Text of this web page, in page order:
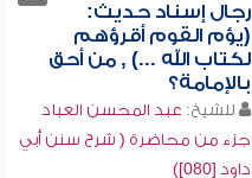
رجال إسناد حديث:
(يؤم القوم أقرؤهم
لكتاب الله ...) , من أحق
بالإمامة؟
للشيخ: عبد المحسن العباد
جزء من محاضرة ( شرح سنن أبي
داود [080])